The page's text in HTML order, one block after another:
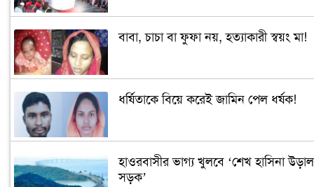
বাবা, চাচা বা ফুফা নয়, হত্যাকারী স্বয়ং মা!
ধর্ষিতাকে বিয়ে করেই জামিন পেল ধর্ষক!
হাওরবাসীর ভাগ্য খুলবে ‘শেখ হাসিনা উড়াল
সড়ক’